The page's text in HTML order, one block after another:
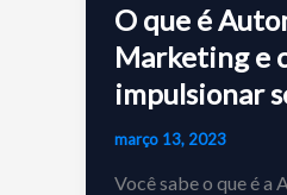
O que é
Marketing e
impulsionar
março 13, 2023
Você sabe o que é a